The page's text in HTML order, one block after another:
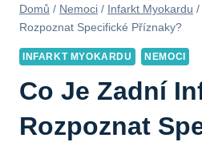
Domů / Nemoci / Infarkt Myokardu /
Rozpoznat Specifické Příznaky?
INFARKT MYOKARDU NEMOCI
Co Je Zadní
Rozpoznat